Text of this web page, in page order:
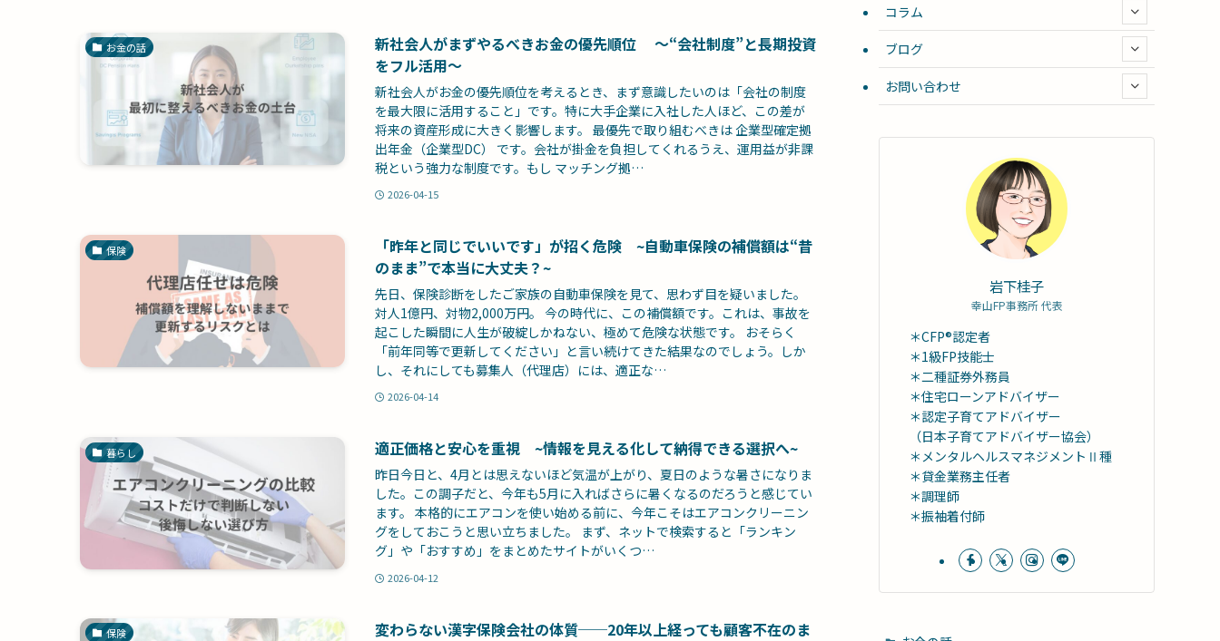
お金の話
新社会人がまずやるべきお金の優先順位 ～“会社制度”と長期投資
をフル活用～
新社会人がお金の優先順位を考えるとき、まず意識したいのは「会社の制度
を最大限に活用すること」です。特に大手企業に入社した人ほど、この差が
将来の資産形成に大きく影響します。 最優先で取り組むべきは 企業型確定拠
出年金（企業型DC） です。会社が掛金を負担してくれるうえ、運用益が非課
税という強力な制度です。もし マッチング拠…
2026-04-15
保険
「昨年と同じでいいです」が招く危険 ~自動車保険の補償額は“昔
のまま”で本当に大丈夫？~
先日、保険診断をしたご家族の自動車保険を見て、思わず目を疑いました。
対人1億円、対物2,000万円。 今の時代に、この補償額です。これは、事故を
起こした瞬間に人生が破綻しかねない、極めて危険な状態です。 おそらく
「前年同等で更新してください」と言い続けてきた結果なのでしょう。しか
し、それにしても募集人（代理店）には、適正な…
2026-04-14
暮らし 適正価格と安心を重視 ~情報を見える化して納得できる選択へ~
昨日今日と、4月とは思えないほど気温が上がり、夏日のような暑さになりま
した。この調子だと、今年も5月に入ればさらに暑くなるのだろうと感じてい
ます。 本格的にエアコンを使い始める前に、今年こそはエアコンクリーニン
グをしておこうと思い立ちました。 まず、ネットで検索すると「ランキン
グ」や「おすすめ」をまとめたサイトがいくつ…
2026-04-12
保険
変わらない漢字保険会社の体質──20年以上経っても顧客不在のま
コラム
ブログ
お問い合わせ
岩下桂子
幸山FP事務所 代表
＊CFP®認定者
＊1級FP技能士
＊二種証券外務員
＊住宅ローンアドバイザー
＊認定子育てアドバイザー
（日本子育てアドバイザー協会）
＊メンタルヘルスマネジメントⅡ種
＊貸金業務主任者
＊調理師
＊振袖着付師